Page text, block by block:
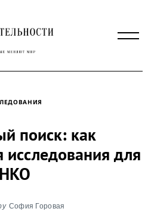
поиск: как
для
НКО
София Горовая